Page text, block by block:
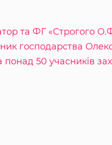
та ФГ «Строгого
господарства
понад 50 учасників